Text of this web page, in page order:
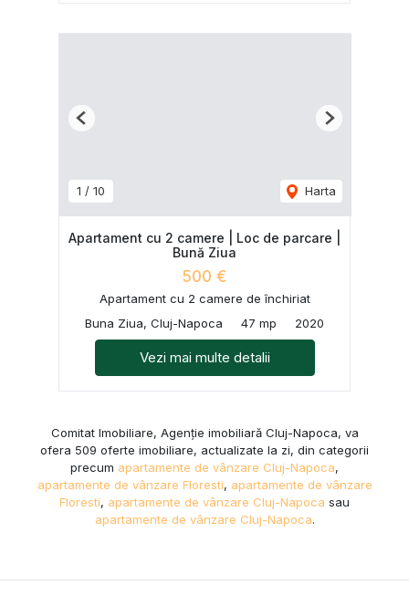
1 / 10 Harta
Previous Next
Apartament cu 2 camere | Loc de parcare |
Bună Ziua
500 €
Apartament cu 2 camere de închiriat
Buna Ziua, Cluj-Napoca
47 mp 2020
Vezi mai multe detalii
Comitat Imobiliare, Agenție imobiliară Cluj-Napoca, va
ofera 509 oferte imobiliare, actualizate la zi, din categorii
precum apartamente de vânzare Cluj-Napoca,
apartamente de vânzare Floresti, apartamente de vânzare
Floresti, apartamente de vânzare Cluj-Napoca sau
apartamente de vânzare Cluj-Napoca.